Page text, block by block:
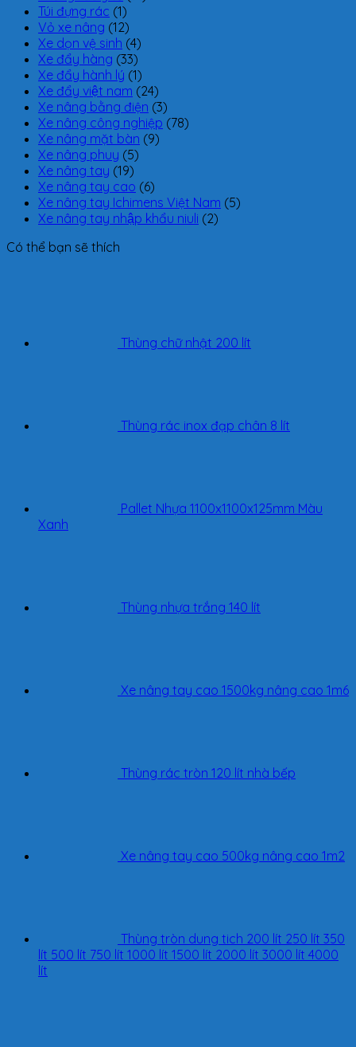
Túi đựng rác (1)
Vỏ xe nâng (12)
Xe dọn vệ sinh (4)
Xe đẩy hàng (33)
Xe đẩy hành lý (1)
Xe đẩy việt nam (24)
Xe nâng bằng điện (3)
Xe nâng công nghiệp (78)
Xe nâng mặt bàn (9)
Xe nâng phuy (5)
Xe nâng tay (19)
Xe nâng tay cao (6)
Xe nâng tay Ichimens Việt Nam (5)
Xe nâng tay nhập khẩu niuli (2)
Có thể bạn sẽ thích
Thùng chữ nhật 200 lít
Thùng rác inox đạp chân 8 lít
Pallet Nhựa 1100x1100x125mm Màu
Xanh
Thùng nhựa trắng 140 lít
Xe nâng tay cao 1500kg nâng cao 1m6
Thùng rác tròn 120 lít nhà bếp
Xe nâng tay cao 500kg nâng cao 1m2
Thùng tròn dung tich 200 lít 250 lít 350
lít 500 lít 750 lít 1000 lít 1500 lít 2000 lít 3000 lít 4000
lít